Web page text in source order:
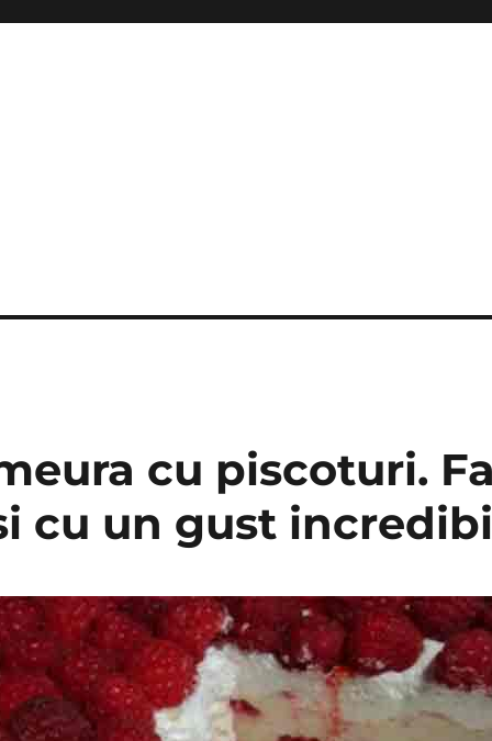
cu piscoturi.
cu un gust